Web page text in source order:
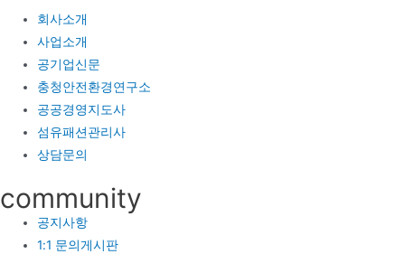
회사소개
사업소개
공기업신문
충청안전환경연구소
공공경영지도사
섬유패션관리사
상담문의
community
공지사항
1:1 문의게시판